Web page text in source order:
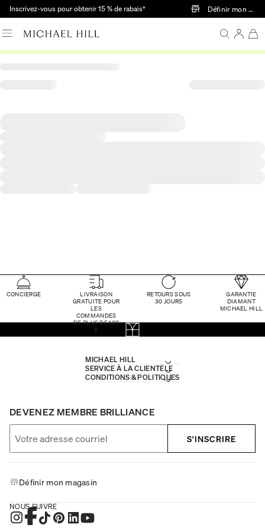
Passer au contenu principal
Inscrivez-vous pour obtenir 15 % de rabais† Définir mon
CONCIERGE
LIVRAISON
GRATUITE POUR
LES
COMMANDES
DE PLUS DE 100
$
RETOURS SOUS
30 JOURS
GARANTIE
DIAMANT
MICHAEL HILL
MICHAEL HILL
SERVICE À LA CLIENTÈLE
CONDITIONS & POLITIQUES
DEVENEZ MEMBRE BRILLIANCE
S'INSCRIRE
Définir mon magasin
NOUS SUIVRE